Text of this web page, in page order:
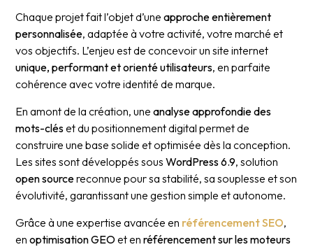
Chaque projet fait l’objet d’uneapproche entièrement
personnalisée, adaptée à votre activité, votre marché et
vos objectifs. L’enjeu est de concevoir un site internet
unique, performant et orienté utilisateurs, en parfaite
cohérence avec votre identité de marque.
En amont de la création, uneanalyse approfondie des
mots-cléset du positionnement digital permet de
construire une base solide et optimisée dès la conception.
Les sites sont développés sousWordPress 6.9, solution
open sourcereconnue pour sa stabilité, sa souplesse et son
évolutivité, garantissant une gestion simple et autonome.
Grâce à une expertise avancée en référencement SEO,
enoptimisation GEOet enréférencement sur les moteurs